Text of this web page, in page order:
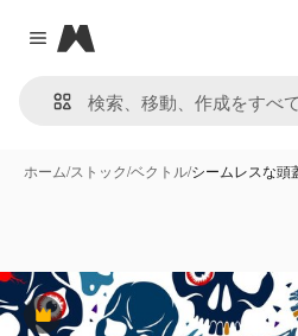
Close menu
Magnific
ホーム/ストック/ベクトル/シームレスな
Premium